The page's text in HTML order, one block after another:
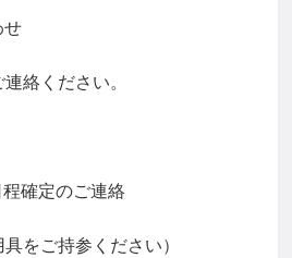
せ
絡ください。
確定のご連絡
をご持参ください）